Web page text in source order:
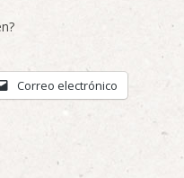
Correo electrónico